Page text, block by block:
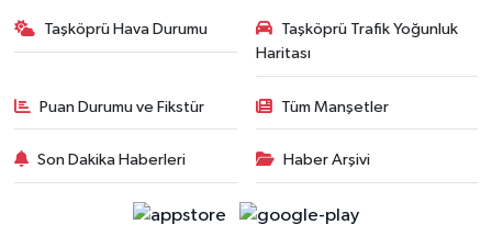
Taşköprü Hava Durumu
Taşköprü Trafik Yoğunluk
Haritası
Puan Durumu ve Fikstür Tüm Manşetler
Son Dakika Haberleri Haber Arşivi